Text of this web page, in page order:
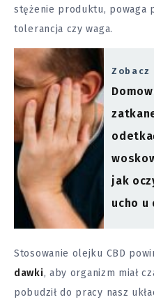
stężenie produktu, powaga
tolerancja czy waga.
Zobacz
jak
ucho u
Stosowanie olejku CBD
dawki, aby organizm miał
pobudził do pracy nasz